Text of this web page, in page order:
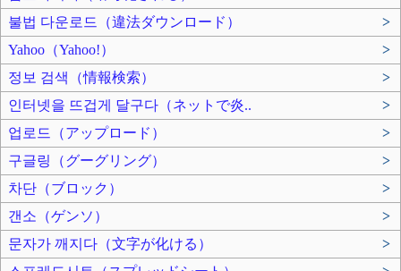
불법 다운로드（違法ダウンロード）
>
Yahoo（Yahoo!）
>
정보 검색（情報検索）
>
인터넷을 뜨겁게 달구다（ネットで炎..
>
업로드（アップロード）
>
구글링（グーグリング）
>
차단（ブロック）
>
갠소（ゲンソ）
>
문자가 깨지다（文字が化ける）
>